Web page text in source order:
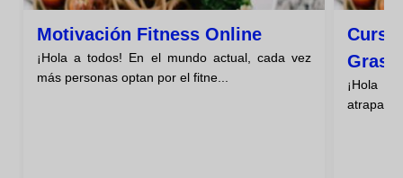
Motivación Fitness Online
¡Hola a todos! En el mundo actual, cada vez
más personas optan por el fitne...
Curso
¡Hola a
atrapado